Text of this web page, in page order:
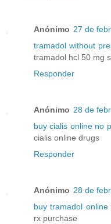
Anónimo 27 de
tramadol without
tramadol hcl 50 mg
Responder
Anónimo 28 de
buy cialis online no
cialis online drugs
Responder
Anónimo 28 de
buy tramadol online
rx purchase